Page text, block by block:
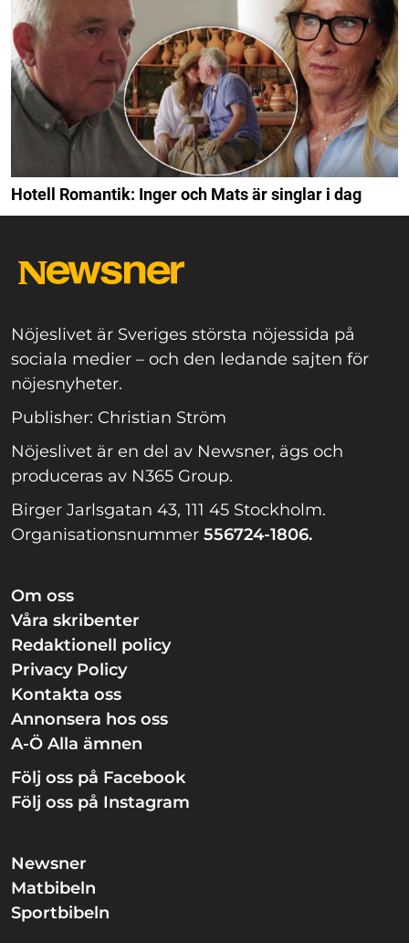
Hotell Romantik: Inger och Mats är singlar i dag
Nöjeslivet är Sveriges största nöjessida på
sociala medier – och den ledande sajten för
nöjesnyheter.
Publisher: Christian Ström
Nöjeslivet är en del av Newsner, ägs och
produceras av N365 Group.
Birger Jarlsgatan 43, 111 45 Stockholm.
Organisationsnummer 556724-1806.
Om oss
Våra skribenter
Redaktionell policy
Privacy Policy
Kontakta oss
Annonsera hos oss
A-Ö Alla ämnen
Följ oss på Facebook
Följ oss på Instagram
Newsner
Matbibeln
Sportbibeln